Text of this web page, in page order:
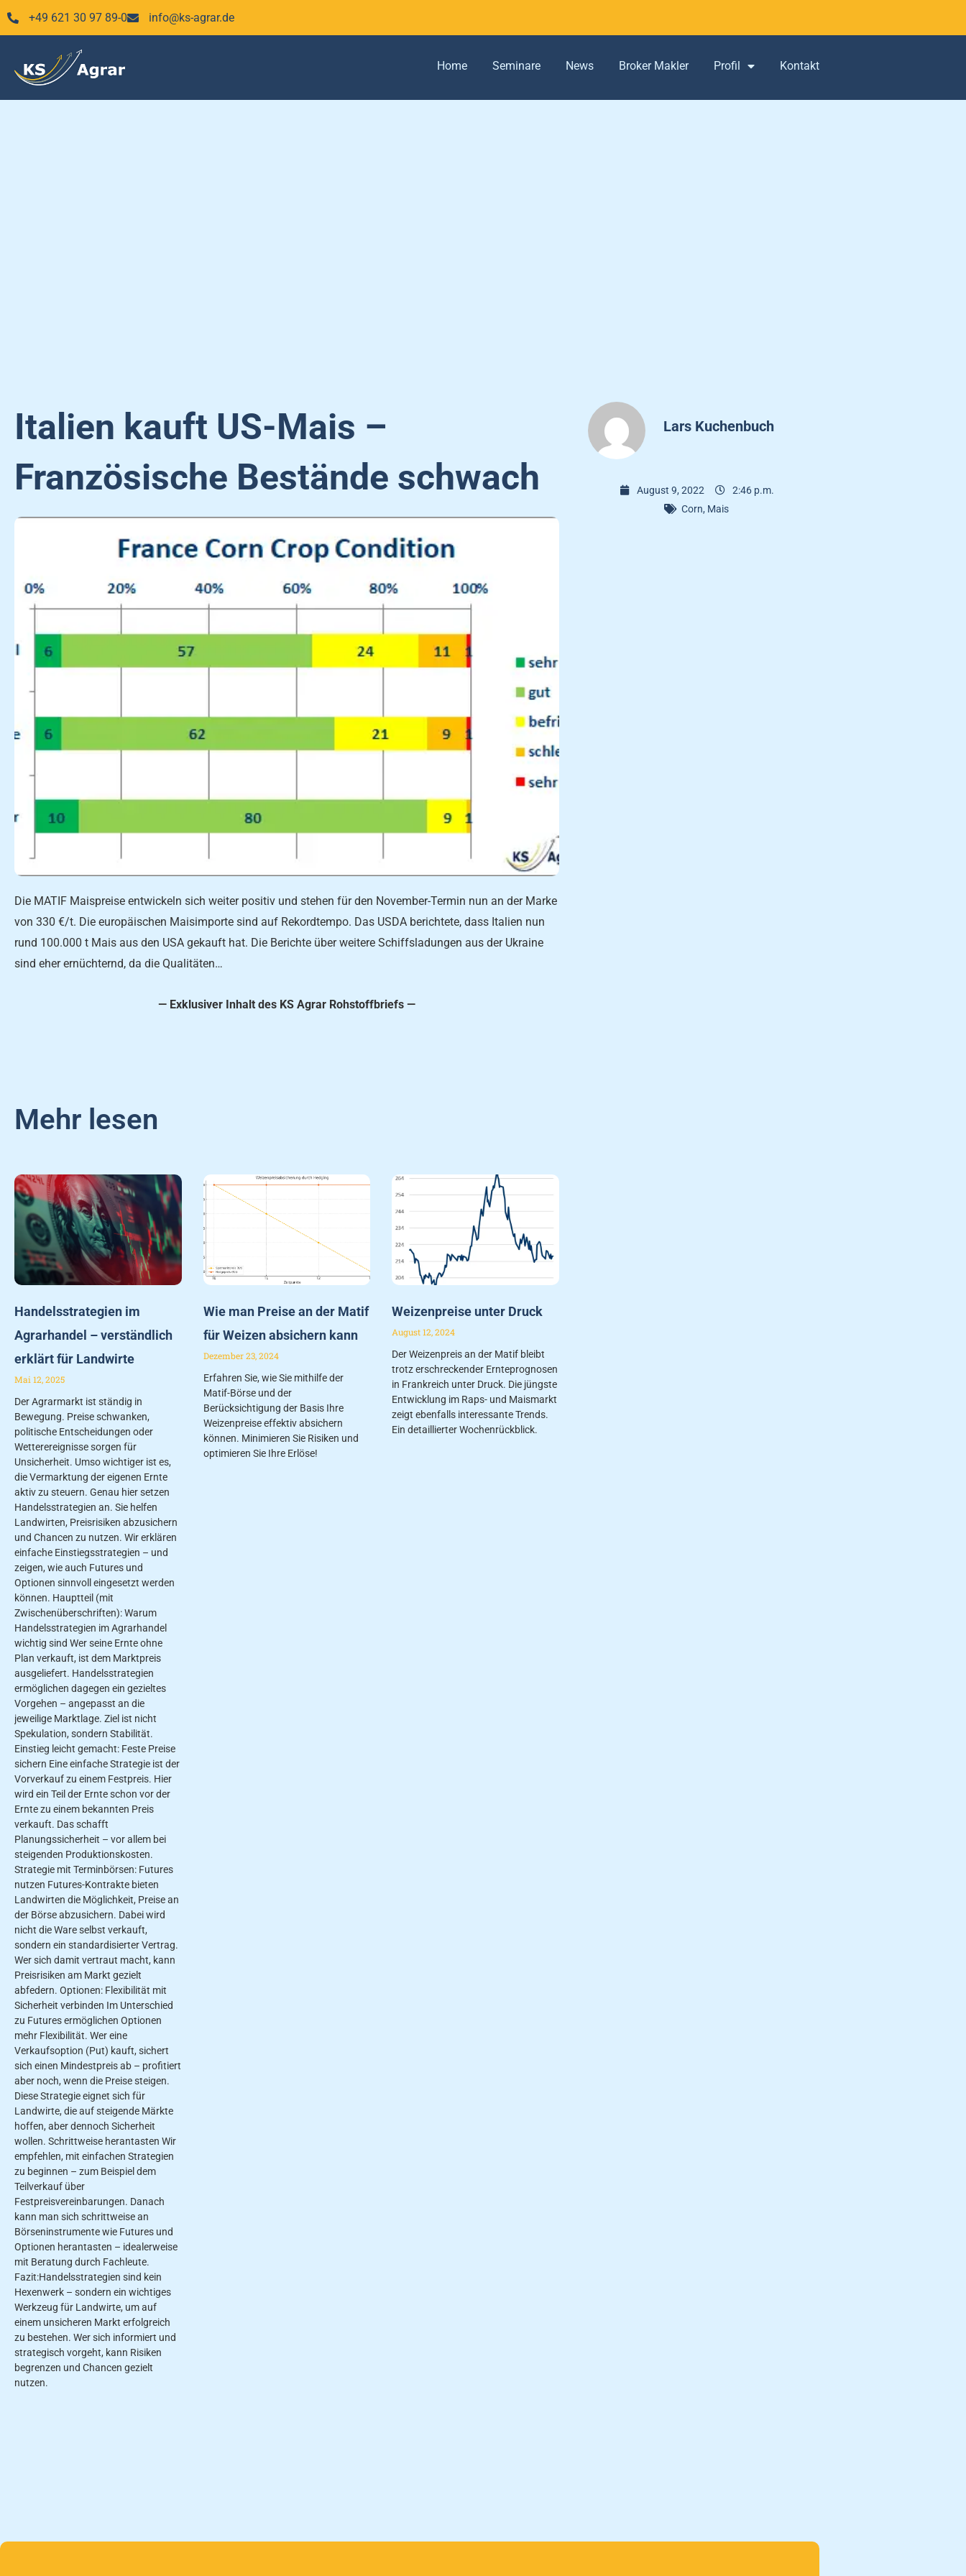
Zum
Inhalt
+49 621 30 97 89-0 info@ks-agrar.de
Home Seminare News Broker Makler Profil Kontakt
Italien kauft US-Mais –
Französische Bestände schwach
Die MATIF Maispreise entwickeln sich weiter positiv und stehen für den November-Termin nun an der Marke
von 330 €/t. Die europäischen Maisimporte sind auf Rekordtempo. Das USDA berichtete, dass Italien nun
rund 100.000 t Mais aus den USA gekauft hat. Die Berichte über weitere Schiffsladungen aus der Ukraine
sind eher ernüchternd, da die Qualitäten…
— Exklusiver Inhalt des KS Agrar Rohstoffbriefs —
Mehr lesen
Handelsstrategien im
Agrarhandel – verständlich
erklärt für Landwirte
Mai 12, 2025
Der Agrarmarkt ist ständig in
Bewegung. Preise schwanken,
politische Entscheidungen oder
Wetterereignisse sorgen für
Unsicherheit. Umso wichtiger ist es,
die Vermarktung der eigenen Ernte
aktiv zu steuern. Genau hier setzen
Handelsstrategien an. Sie helfen
Landwirten, Preisrisiken abzusichern
und Chancen zu nutzen. Wir erklären
einfache Einstiegsstrategien – und
zeigen, wie auch Futures und
Optionen sinnvoll eingesetzt werden
können. Hauptteil (mit
Zwischenüberschriften): Warum
Handelsstrategien im Agrarhandel
wichtig sind Wer seine Ernte ohne
Plan verkauft, ist dem Marktpreis
ausgeliefert. Handelsstrategien
ermöglichen dagegen ein gezieltes
Vorgehen – angepasst an die
jeweilige Marktlage. Ziel ist nicht
Spekulation, sondern Stabilität.
Einstieg leicht gemacht: Feste Preise
sichern Eine einfache Strategie ist der
Vorverkauf zu einem Festpreis. Hier
wird ein Teil der Ernte schon vor der
Ernte zu einem bekannten Preis
verkauft. Das schafft
Planungssicherheit – vor allem bei
steigenden Produktionskosten.
Strategie mit Terminbörsen: Futures
nutzen Futures-Kontrakte bieten
Landwirten die Möglichkeit, Preise an
der Börse abzusichern. Dabei wird
nicht die Ware selbst verkauft,
sondern ein standardisierter Vertrag.
Wer sich damit vertraut macht, kann
Preisrisiken am Markt gezielt
abfedern. Optionen: Flexibilität mit
Sicherheit verbinden Im Unterschied
zu Futures ermöglichen Optionen
mehr Flexibilität. Wer eine
Verkaufsoption (Put) kauft, sichert
sich einen Mindestpreis ab – profitiert
aber noch, wenn die Preise steigen.
Diese Strategie eignet sich für
Landwirte, die auf steigende Märkte
hoffen, aber dennoch Sicherheit
wollen. Schrittweise herantasten Wir
empfehlen, mit einfachen Strategien
zu beginnen – zum Beispiel dem
Teilverkauf über
Festpreisvereinbarungen. Danach
kann man sich schrittweise an
Börseninstrumente wie Futures und
Optionen herantasten – idealerweise
mit Beratung durch Fachleute.
Fazit:Handelsstrategien sind kein
Hexenwerk – sondern ein wichtiges
Werkzeug für Landwirte, um auf
einem unsicheren Markt erfolgreich
zu bestehen. Wer sich informiert und
strategisch vorgeht, kann Risiken
begrenzen und Chancen gezielt
nutzen.
Wie man Preise an der Matif
für Weizen absichern kann
Dezember 23, 2024
Erfahren Sie, wie Sie mithilfe der
Matif-Börse und der
Berücksichtigung der Basis Ihre
Weizenpreise effektiv absichern
können. Minimieren Sie Risiken und
optimieren Sie Ihre Erlöse!
Weizenpreise unter Druck
August 12, 2024
Der Weizenpreis an der Matif bleibt
trotz erschreckender Ernteprognosen
in Frankreich unter Druck. Die jüngste
Entwicklung im Raps- und Maismarkt
zeigt ebenfalls interessante Trends.
Ein detaillierter Wochenrückblick.
Lars Kuchenbuch
August 9, 2022
2:46 p.m.
Corn, Mais